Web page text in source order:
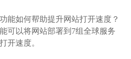
能如何帮助提升网站打开速度？
可以将网站部署到7组全球服务
开速度。